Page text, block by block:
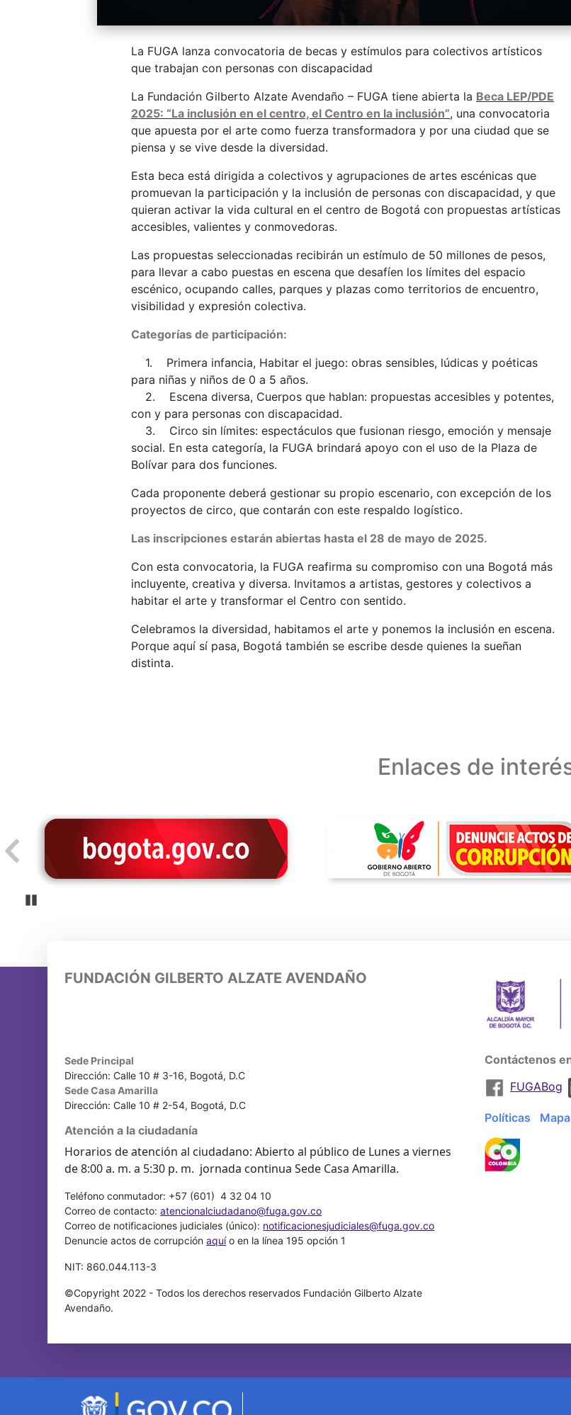
La FUGA lanza convocatoria de becas y estímulos para colectivos artísticos
que trabajan con personas con discapacidad
La Fundación Gilberto Alzate Avendaño – FUGA tiene abierta la Beca LEP/PDE
2025: “La inclusión en el centro, el Centro en la inclusión”, una convocatoria
que apuesta por el arte como fuerza transformadora y por una ciudad que se
piensa y se vive desde la diversidad.
Esta beca está dirigida a colectivos y agrupaciones de artes escénicas que
promuevan la participación y la inclusión de personas con discapacidad, y que
quieran activar la vida cultural en el centro de Bogotá con propuestas artísticas
accesibles, valientes y conmovedoras.
Las propuestas seleccionadas recibirán un estímulo de 50 millones de pesos,
para llevar a cabo puestas en escena que desafíen los límites del espacio
escénico, ocupando calles, parques y plazas como territorios de encuentro,
visibilidad y expresión colectiva.
Categorías de participación:
1. Primera infancia, Habitar el juego: obras sensibles, lúdicas y poéticas
para niñas y niños de 0 a 5 años.
2. Escena diversa, Cuerpos que hablan: propuestas accesibles y potentes,
con y para personas con discapacidad.
3. Circo sin límites: espectáculos que fusionan riesgo, emoción y mensaje
social. En esta categoría, la FUGA brindará apoyo con el uso de la Plaza de
Bolívar para dos funciones.
Cada proponente deberá gestionar su propio escenario, con excepción de los
proyectos de circo, que contarán con este respaldo logístico.
Las inscripciones estarán abiertas hasta el 28 de mayo de 2025.
Con esta convocatoria, la FUGA reafirma su compromiso con una Bogotá más
incluyente, creativa y diversa. Invitamos a artistas, gestores y colectivos a
habitar el arte y transformar el Centro con sentido.
Celebramos la diversidad, habitamos el arte y ponemos la inclusión en escena.
Porque aquí sí pasa, Bogotá también se escribe desde quienes la sueñan
distinta.
Enlaces de
FUNDACIÓN GILBERTO ALZATE AVENDAÑO
Sede Principal
Dirección: Calle 10 # 3-16, Bogotá, D.C
Sede Casa Amarilla
Dirección: Calle 10 # 2-54, Bogotá, D.C
Atención a la ciudadanía
Horarios de atención al ciudadano: Abierto al público de Lunes a viernes
de 8:00 a. m. a 5:30 p. m. jornada continua Sede Casa Amarilla.
Teléfono conmutador: +57 (601) 4 32 04 10
Correo de contacto:atencionalciudadano@fuga.gov.co
Correo de notificaciones judiciales (único): notificacionesjudiciales@fuga.gov.co
Denuncie actos de corrupciónaquío en la línea 195 opción 1
NIT: 860.044.113-3
©Copyright 2022 - Todos los derechos reservados Fundación Gilberto Alzate
Avendaño.
Contáctenos
FUGABog
Políticas